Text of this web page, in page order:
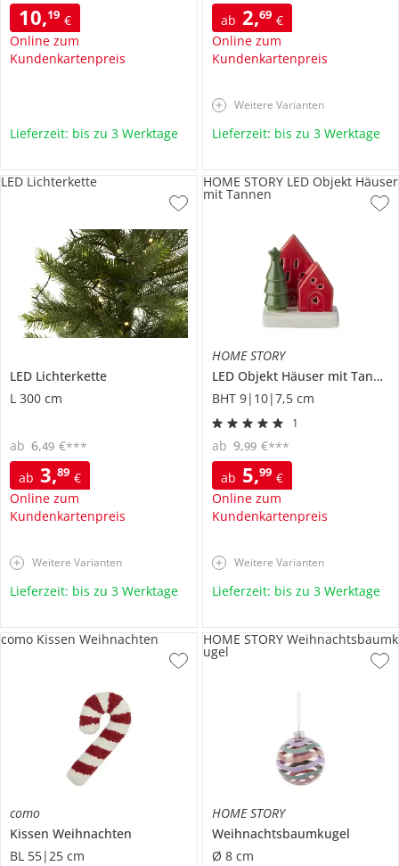
10,19 €
Online zum
Kundenkartenpreis
Lieferzeit: bis zu 3 Werktage
ab 2,69 €
Online zum
Kundenkartenpreis
Weitere Varianten
Lieferzeit: bis zu 3 Werktage
LED Lichterkette
L 300 cm
ab 3,89 €
Online zum
Kundenkartenpreis
ab 6,49 €***
LED Lichterkette
Weitere Varianten
Lieferzeit: bis zu 3 Werktage
HOME STORY
LED Objekt Häuser mit Tannen
BHT 9|10|7,5 cm
1
ab 5,99 €
Online zum
Kundenkartenpreis
ab 9,99 €***
HOME STORY LED Objekt Häuser
mit Tannen
Weitere Varianten
Lieferzeit: bis zu 3 Werktage
como
Kissen Weihnachten
BL 55|25 cm
como Kissen Weihnachten
HOME STORY
Weihnachtsbaumkugel
Ø 8 cm
HOME STORY Weihnachtsbaumk
ugel